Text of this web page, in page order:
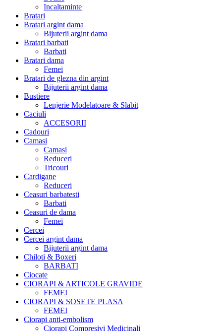
Incaltaminte
Bratari
Bratari argint dama
Bijuterii argint dama
Bratari barbati
Barbati
Bratari dama
Femei
Bratari de glezna din argint
Bijuterii argint dama
Bustiere
Lenjerie Modelatoare & Slabit
Caciuli
ACCESORII
Cadouri
Camasi
Camasi
Reduceri
Tricouri
Cardigane
Reduceri
Ceasuri barbatesti
Barbati
Ceasuri de dama
Femei
Cercei
Cercei argint dama
Bijuterii argint dama
Chiloti & Boxeri
BARBATI
Ciocate
CIORAPI & ARTICOLE GRAVIDE
FEMEI
CIORAPI & SOSETE PLASA
FEMEI
Ciorapi anti-embolism
Ciorapi Compresivi Medicinali